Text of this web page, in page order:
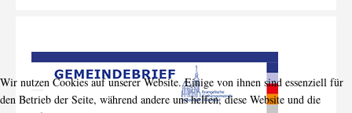
Wir nutzen Cookies auf unserer Website. Einige von ihnen sind essenziell für
den Betrieb der Seite, während andere uns helfen, diese Website und die